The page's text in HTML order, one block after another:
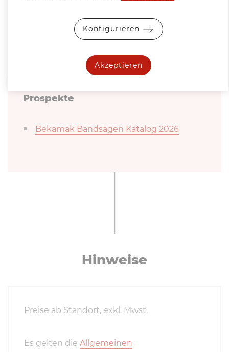
Prospekte
Bekamak Bandsägen Katalog 2026
Hinweise
Preise ab Standort, exkl. Mwst.
Es gelten die Allgemeinen
Konfigurieren
Akzeptieren